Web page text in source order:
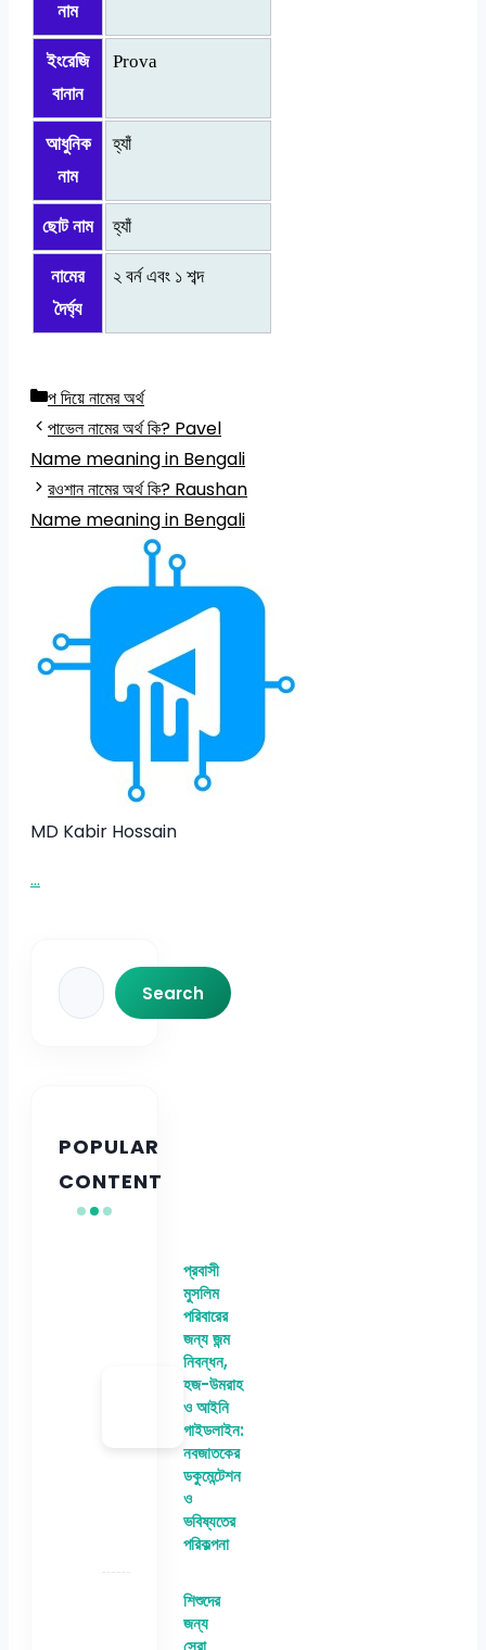
নাম
ইংরেজি
বানান
Prova
আধুনিক
নাম
হ্যাঁ
ছোট নাম হ্যাঁ
নামের
দৈর্ঘ্য
২ বর্ন এবং ১ শব্দ
Categories
প দিয়ে নামের অর্থ
পাভেল নামের অর্থ কি? Pavel
Name meaning in Bengali
রওশান নামের অর্থ কি? Raushan
Name meaning in Bengali
MD Kabir Hossain
...
Search
Search
POPULAR
CONTENT
প্রবাসী
মুসলিম
পরিবারের
জন্য জন্ম
নিবন্ধন,
হজ-উমরাহ
ও আইনি
গাইডলাইন:
নবজাতকের
ডকুমেন্টেশন
ও
ভবিষ্যতের
পরিকল্পনা
শিশুদের
জন্য